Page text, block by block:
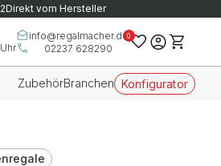
Direkt vom Hersteller
info@regalmacher.de
02237 628290
0
ZubehörBranchen Konfigurator